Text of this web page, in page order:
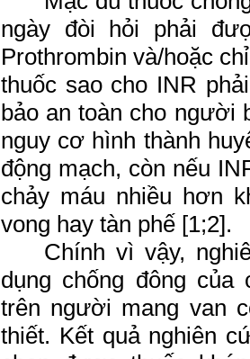
ngày đòi hỏi phải
Prothrombin và/hoặc
thuốc sao cho INR
bảo an toàn cho người
nguy cơ hình thành
động mạch, còn nếu
chảy máu nhiều hơn
vong hay tàn phế [1;2].
Chính vì vậy,
dụng chống đông của
trên người mang van
thiết. Kết quả nghiên